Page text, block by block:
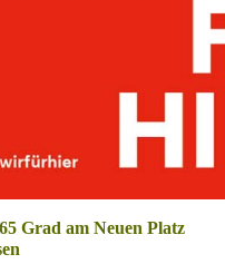
Grad am Neuen Platz